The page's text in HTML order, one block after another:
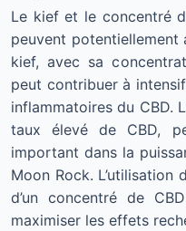
Le kief et le concentré
peuvent potentiellement
kief, avec sa
peut contribuer à
inflammatoires du CBD.
taux élevé de CBD,
important dans la
Moon Rock.
d’un concentré de
maximiser les effets